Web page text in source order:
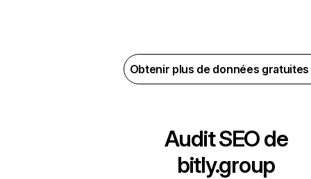
Obtenir plus de données
Audit SEO de
bitly.group